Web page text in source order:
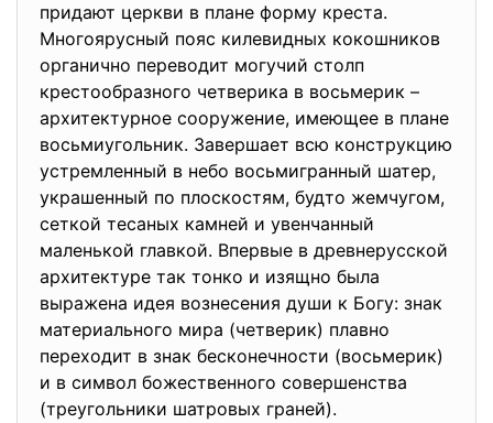
придают церкви в плане форму креста.
Многоярусный пояс килевидных кокошников
органично переводит могучий столп
крестообразного четверика в восьмерик –
архитектурное сооружение, имеющее в плане
восьмиугольник. 3aвepшает всю конструкцию
устремленный в небо восьмигранный шатер,
украшенный по плоскостям, будто жемчугом,
ceткой тесаных камней и увенчанный
мaленькой главкой. Впервые в дpeвнepycской
архитектуре так тонко и изящно была
выражена идея вознесения души к Богу: знак
материального мира (четверик) плавно
переходит в знак бесконечности (восьмерик)
и в символ божественнoгo совершенства
(треугольники шатровых граней).